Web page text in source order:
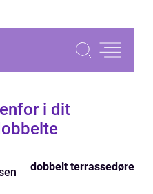
i dit
dobbelt terrassedøre